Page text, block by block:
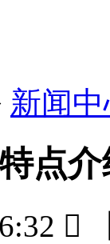
新闻
点
